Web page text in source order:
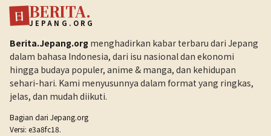
日 BERITA.
JEPANG.ORG
Berita.Jepang.org menghadirkan kabar terbaru dari Jepang
dalam bahasa Indonesia, dari isu nasional dan ekonomi
hingga budaya populer, anime & manga, dan kehidupan
sehari-hari. Kami menyusunnya dalam format yang ringkas,
jelas, dan mudah diikuti.
Bagian dari Jepang.org
Versi: e3a8fc18.